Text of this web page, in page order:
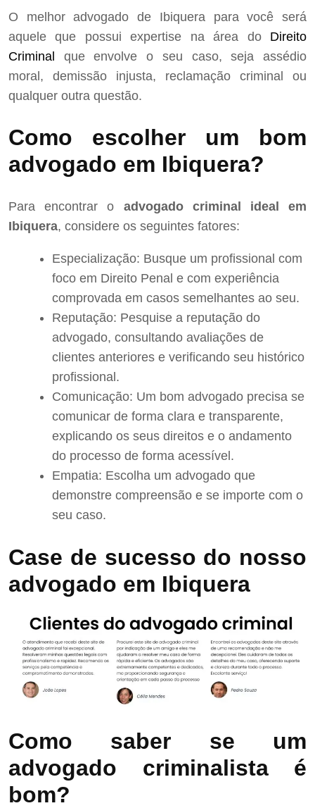
O melhor advogado de Ibiquera para você será
aquele que possui expertise na área do Direito
Criminal que envolve o seu caso, seja assédio
moral, demissão injusta, reclamação criminal ou
qualquer outra questão.
Como escolher um bom
advogado em Ibiquera?
Para encontrar o advogado criminal ideal em
Ibiquera, considere os seguintes fatores:
Especialização: Busque um profissional com
foco em Direito Penal e com experiência
comprovada em casos semelhantes ao seu.
Reputação: Pesquise a reputação do
advogado, consultando avaliações de
clientes anteriores e verificando seu histórico
profissional.
Comunicação: Um bom advogado precisa se
comunicar de forma clara e transparente,
explicando os seus direitos e o andamento
do processo de forma acessível.
Empatia: Escolha um advogado que
demonstre compreensão e se importe com o
seu caso.
Case de sucesso do nosso
advogado em Ibiquera
Como saber se um
advogado criminalista é
bom?